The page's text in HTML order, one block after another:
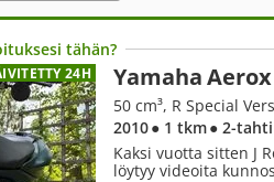
tähän?
24H Yamaha Aerox
50 cm³, R Special
2010● 1 tkm● 2-tahti
Kaksi vuotta sitten J
löytyy videoita